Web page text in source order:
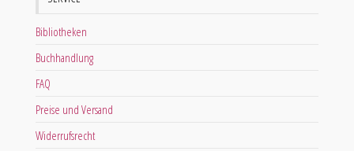
Bibliotheken
Buchhandlung
FAQ
Preise und Versand
Widerrufsrecht